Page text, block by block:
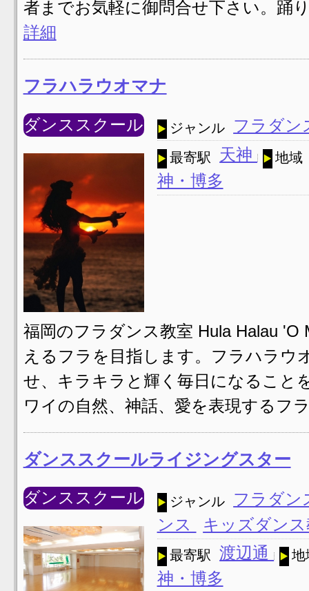
者までお気軽に御問合せ下さい。
詳細
フラハラウオマナ
ダンススクール ジャンル フラダン
最寄駅 天神 地域
神・博多
福岡のフラダンス教室 Hula Halau
えるフラを目指します。フラハラウ
せ、キラキラと輝く毎日になること
ワイの自然、神話、愛を表現するフ
ダンススクールライジングスター
ダンススクール ジャンル
フラダ
ンス
キッズダン
最寄駅 渡辺通 地
神・博多